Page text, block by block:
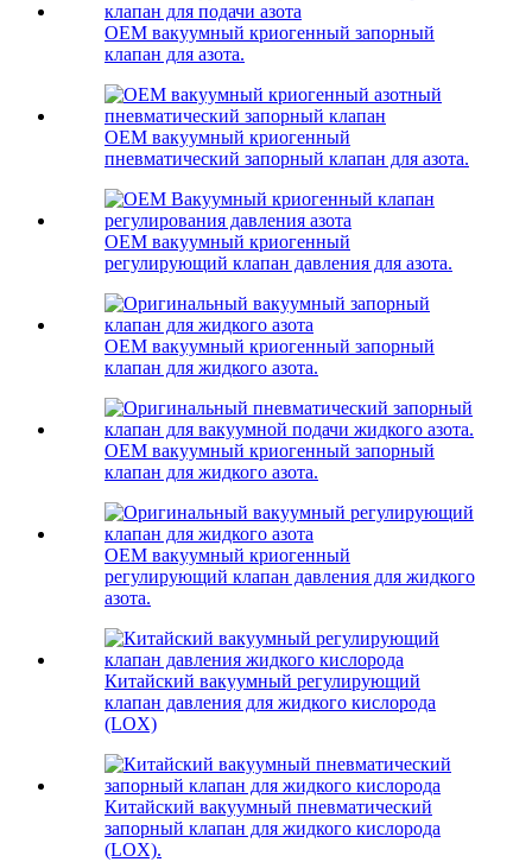
OEM вакуумный криогенный запорный
клапан для азота.
OEM вакуумный криогенный
пневматический запорный клапан для азота.
OEM вакуумный криогенный
регулирующий клапан давления для азота.
OEM вакуумный криогенный запорный
клапан для жидкого азота.
OEM вакуумный криогенный запорный
клапан для жидкого азота.
OEM вакуумный криогенный
регулирующий клапан давления для жидкого
азота.
Китайский вакуумный регулирующий
клапан давления для жидкого кислорода
(LOX)
Китайский вакуумный пневматический
запорный клапан для жидкого кислорода
(LOX).